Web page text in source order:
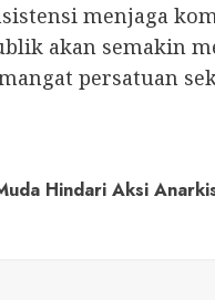
menjaga
akan semakin
persatuan
Hindari Aksi